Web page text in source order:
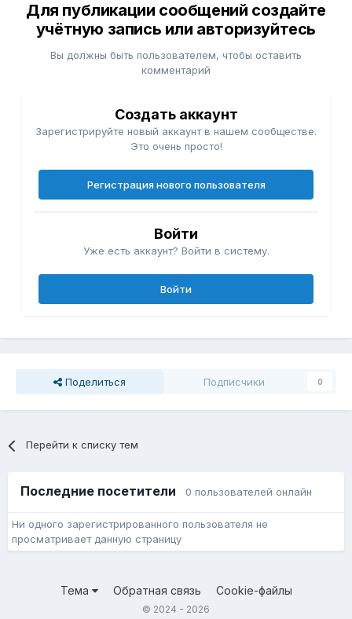
Для публикации сообщений создайте
учётную запись или авторизуйтесь
Вы должны быть пользователем, чтобы оставить
комментарий
Создать аккаунт
Зарегистрируйте новый аккаунт в нашем сообществе.
Это очень просто!
Регистрация нового пользователя
Войти
Уже есть аккаунт? Войти в систему.
Войти
Поделиться Подписчики 0
Перейти к списку тем
Последние посетители 0 пользователей онлайн
Ни одного зарегистрированного пользователя не
просматривает данную страницу
Тема Обратная связь Cookie-файлы
© 2024 - 2026